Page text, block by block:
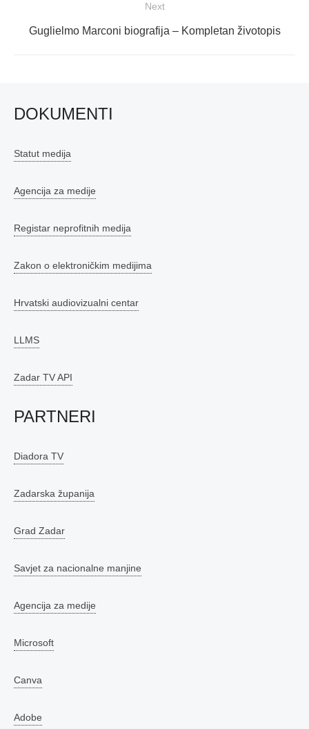
Next
Next
Guglielmo Marconi biografija – Kompletan životopis
DOKUMENTI
Statut medija
Agencija za medije
Registar neprofitnih medija
Zakon o elektroničkim medijima
Hrvatski audiovizualni centar
LLMS
Zadar TV API
PARTNERI
Diadora TV
Zadarska županija
Grad Zadar
Savjet za nacionalne manjine
Agencija za medije
Microsoft
Canva
Adobe